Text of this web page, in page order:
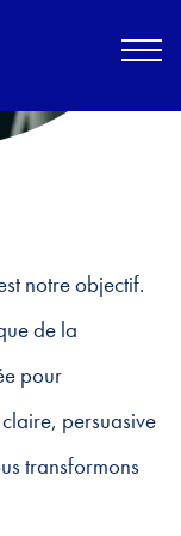
notre objectif.
de la
pour
persuasive
transformons